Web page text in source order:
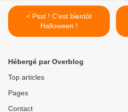
< Psst ! C'est bientôt
Halloween !
Hébergé par Overblog
Top articles
Pages
Contact